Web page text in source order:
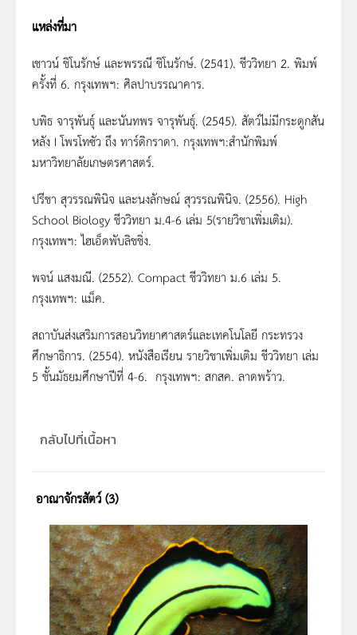
แหล่งที่มา
เชาวน์ ชิโนรักษ์ และพรรณี ชิโนรักษ์. (2541). ชีววิทยา 2. พิมพ์
ครั้งที่ 6. กรุงเทพฯ: ศิลปาบรรณาคาร.
บพิธ จารุพันธุ์ และนันทพร จารุพันธุ์. (2545). สัตว์ไม่มีกระดูกสัน
หลัง I โพรโทซัว ถึง ทาร์ดิกราดา. กรุงเทพฯ:สำนักพิมพ์
มหาวิทยาลัยเกษตรศาสตร์.
ปรีชา สุวรรณพินิจ และนงลักษณ์ สุวรรณพินิจ. (2556). High
School Biology ชีววิทยา ม.4-6 เล่ม 5(รายวิชาเพิ่มเติม).
กรุงเทพฯ: ไฮเอ็ดพับลิชชิ่ง.
พจน์ แสงมณี. (2552). Compact ชีววิทยา ม.6 เล่ม 5.
กรุงเทพฯ: แม็ค.
สถาบันส่งเสริมการสอนวิทยาศาสตร์และเทคโนโลยี กระทรวง
ศึกษาธิการ. (2554). หนังสือเรียน รายวิชาเพิ่มเติม ชีววิทยา เล่ม
5 ชั้นมัธยมศึกษาปีที่ 4-6. กรุงเทพฯ: สกสค. ลาดพร้าว.
กลับไปที่เนื้อหา
อาณาจักรสัตว์ (3)